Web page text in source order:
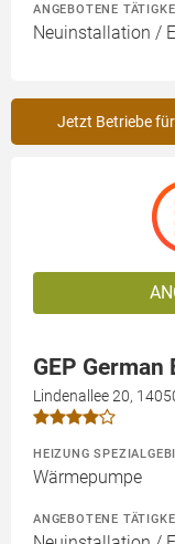
ANGEBOTENE
Neuinstallation /
Jetzt Betriebe
GEP German
Lindenallee 20,
HEIZUNG
Wärmepumpe
ANGEBOTENE